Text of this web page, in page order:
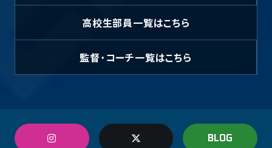
高校生部員一覧はこちら
監督・コーチ一覧はこちら
BLOG